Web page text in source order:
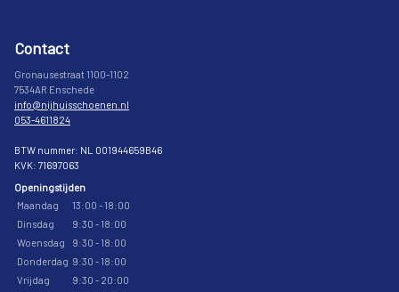
Contact
Gronausestraat 1100-1102
7534AR Enschede
info@nijhuisschoenen.nl
053-4611824
BTW nummer: NL 001944659B46
KVK: 71697063
Openingstijden
Maandag
13:00 - 18:00
Dinsdag
9:30 - 18:00
Woensdag
9:30 - 18:00
Donderdag 9:30 - 18:00
Vrijdag
9:30 - 20:00